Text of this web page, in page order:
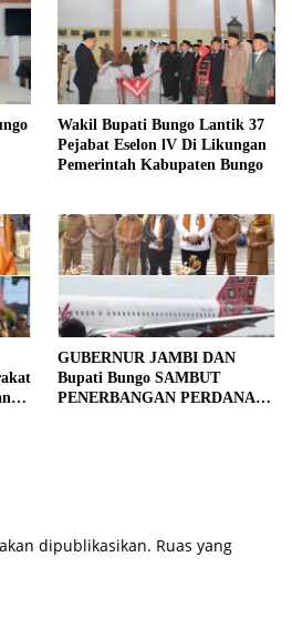
Wakil Bupati Bungo Lantik 37
Pejabat Eselon lV Di Likungan
Pemerintah Kabupaten Bungo
GUBERNUR JAMBI DAN
Bupati Bungo SAMBUT
PENERBANGAN PERDANA
dipublikasikan. Ruas yang